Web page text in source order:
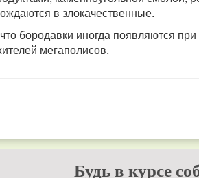
в злокачественные.
бородавки иногда появляются
мегаполисов.
Будь в курсе